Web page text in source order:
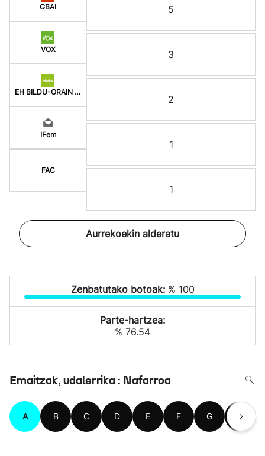
GBAI
VOX
EH BILDU-ORAIN ERREP
IFem
FAC
5
3
2
1
1
Aurrekoekin alderatu
Zenbatutako botoak: % 100
Parte-hartzea:
% 76.54
Emaitzak, udalerrika : Nafarroa
A B C D E F G H